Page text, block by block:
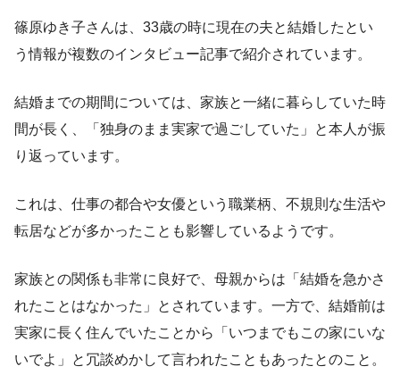
篠原ゆき子さんは、33歳の時に現在の夫と結婚したとい
う情報が複数のインタビュー記事で紹介されています。
結婚までの期間については、家族と一緒に暮らしていた時
間が長く、「独身のまま実家で過ごしていた」と本人が振
り返っています。
これは、仕事の都合や女優という職業柄、不規則な生活や
転居などが多かったことも影響しているようです。
家族との関係も非常に良好で、母親からは「結婚を急かさ
れたことはなかった」とされています。一方で、結婚前は
実家に長く住んでいたことから「いつまでもこの家にいな
いでよ」と冗談めかして言われたこともあったとのこと。